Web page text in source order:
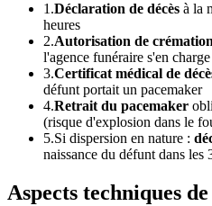
1.Déclaration de décès à la
heures
2.Autorisation de crémation
l'agence funéraire s'en charge
3.Certificat médical de
défunt portait un pacemaker
4.Retrait du pacemaker
(risque d'explosion dans le
5.Si dispersion en nature :
naissance du défunt dans les
Aspects techniques